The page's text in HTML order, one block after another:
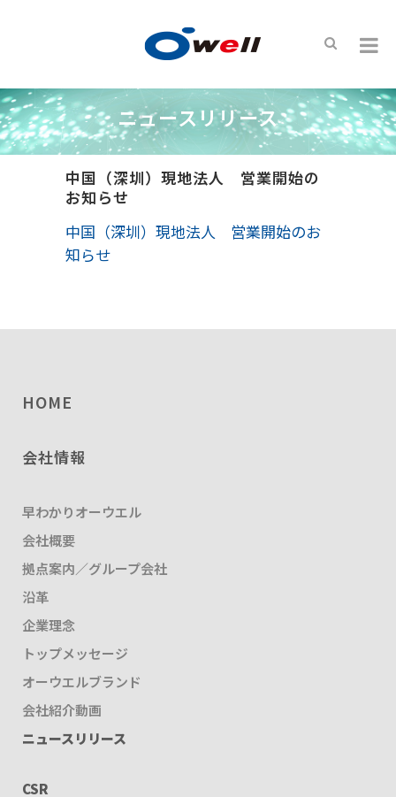
ニュースリリース
中国（深圳）現地法人 営業開始の
お知らせ
中国（深圳）現地法人 営業開始のお
知らせ
HOME
会社情報
早わかりオーウエル
会社概要
拠点案内／グループ会社
沿革
企業理念
トップメッセージ
オーウエルブランド
会社紹介動画
ニュースリリース
CSR